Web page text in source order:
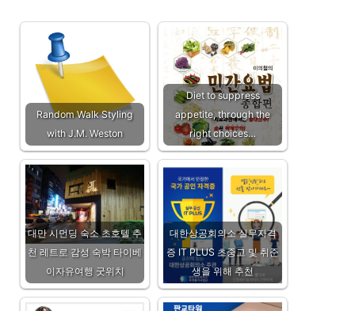
Random Walk Styling
with J.M. Weston
Diet to suppress
appetite, through the
right choices…
대만 시먼딩 숙소 초호텔 추
천 레트로 감성 숙박 타이베
이자유여행 굿위치
대한상공회의소 실무자격
증 IT PLUS 초중고 및 취준
생을 위해 추천